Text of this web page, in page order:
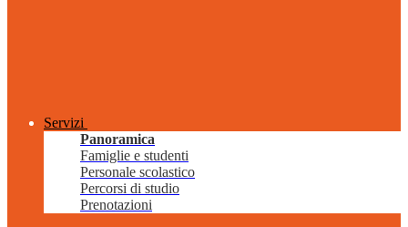
Servizi
Panoramica
Famiglie e studenti
Personale scolastico
Percorsi di studio
Prenotazioni